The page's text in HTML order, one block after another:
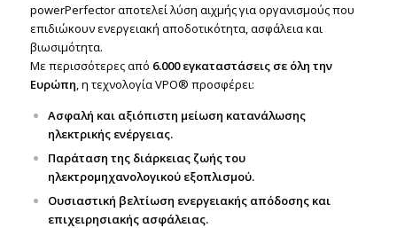
powerPerfector αποτελεί λύση αιχμής για οργανισμούς που
επιδιώκουν ενεργειακή αποδοτικότητα, ασφάλεια και
βιωσιμότητα.
Με περισσότερες από 6.000 εγκαταστάσεις σε όλη την
Ευρώπη, η τεχνολογία VPO® προσφέρει:
Ασφαλή και αξιόπιστη μείωση κατανάλωσης
ηλεκτρικής ενέργειας.
Παράταση της διάρκειας ζωής του
ηλεκτρομηχανολογικού εξοπλισμού.
Ουσιαστική βελτίωση ενεργειακής απόδοσης και
επιχειρησιακής ασφάλειας.